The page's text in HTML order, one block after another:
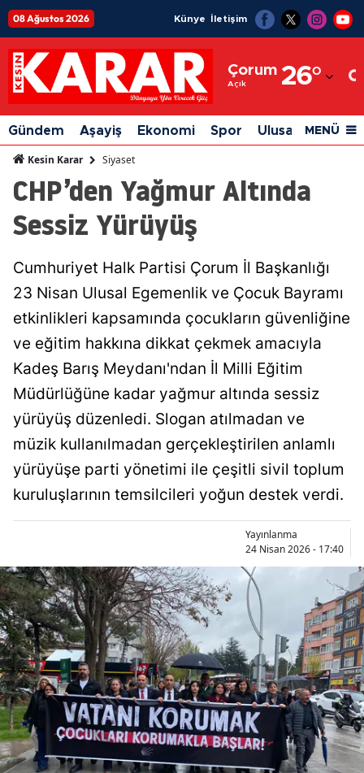
08 Ağustos 2026 Künye İletişim
Çorum
Açık 26°
Adıyaman
Afyonkarahisar
Ağrı
Amasya
Aydın
Balıkesir
Bilecik
Bingöl
Bitlis
Bursa
Çanakkale
Çankırı
Çorum
Denizli
Diyarbakır
Edirne
Gündem Aşayiş Ekonomi Spor Ulusal Siyaset
MENÜ
Kesin Karar Siyaset
CHP’den Yağmur Altında
Sessiz Yürüyüş
Cumhuriyet Halk Partisi Çorum İl Başkanlığı
23 Nisan Ulusal Egemenlik ve Çocuk Bayramı
etkinlikleri kapsamında çocukların güvenliğine
ve eğitim hakkına dikkat çekmek amacıyla
Kadeş Barış Meydanı'ndan İl Milli Eğitim
Müdürlüğüne kadar yağmur altında sessiz
yürüyüş düzenledi. Slogan atılmadan ve
müzik kullanılmadan gerçekleştirilen anlamlı
yürüyüşe parti yönetimi ile çeşitli sivil toplum
kuruluşlarının temsilcileri yoğun destek verdi.
Yayınlanma
24 Nisan 2026 - 17:40